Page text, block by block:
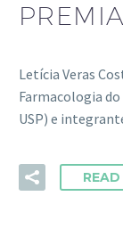
Letícia Veras
Farmacologia
USP) e